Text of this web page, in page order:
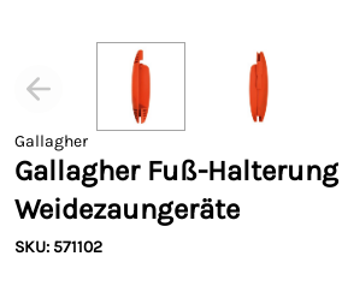
Gallagher
Gallagher Fuß-
Weidezaungeräte
SKU: 571102